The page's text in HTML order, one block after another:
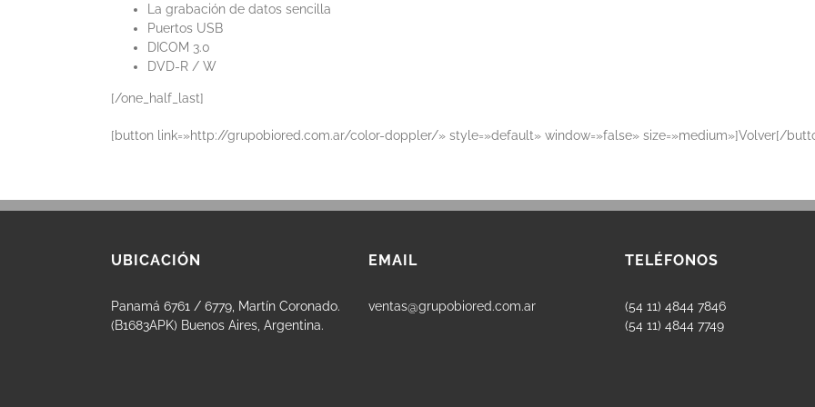
La grabación de datos sencilla
Puertos USB
DICOM 3.0
DVD-R / W
[/one_half_last]
[button link=»http://grupobiored.com.ar/color-doppler/» style=»default» window=»false» size=»medium»]Volver[/
UBICACIÓN
Panamá 6761 / 6779, Martín Coronado.
(B1683APK) Buenos Aires, Argentina.
EMAIL
ventas@grupobiored.com.ar
TELÉFONOS
(54 11) 4844 7846
(54 11) 4844 7749